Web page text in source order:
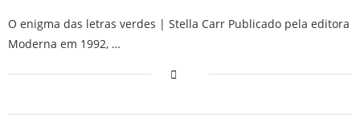
O enigma das letras verdes | Stella Carr Publicado pela editora
Moderna em 1992, …